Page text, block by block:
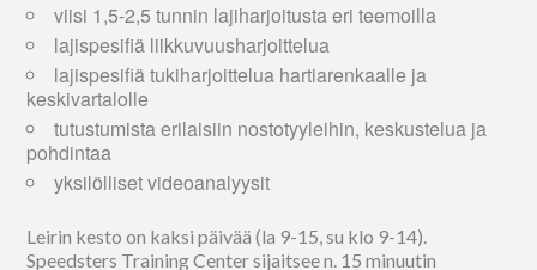
viisi 1,5-2,5 tunnin lajiharjoitusta eri teemoilla
lajispesifiä liikkuvuusharjoittelua
lajispesifiä tukiharjoittelua hartiarenkaalle ja
keskivartalolle
tutustumista erilaisiin nostotyyleihin, keskustelua ja
pohdintaa
yksilölliset videoanalyysit
Leirin kesto on kaksi päivää (la 9-15, su klo 9-14).
Speedsters Training Center sijaitsee n. 15 minuutin